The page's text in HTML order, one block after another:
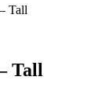
Tall
Tall